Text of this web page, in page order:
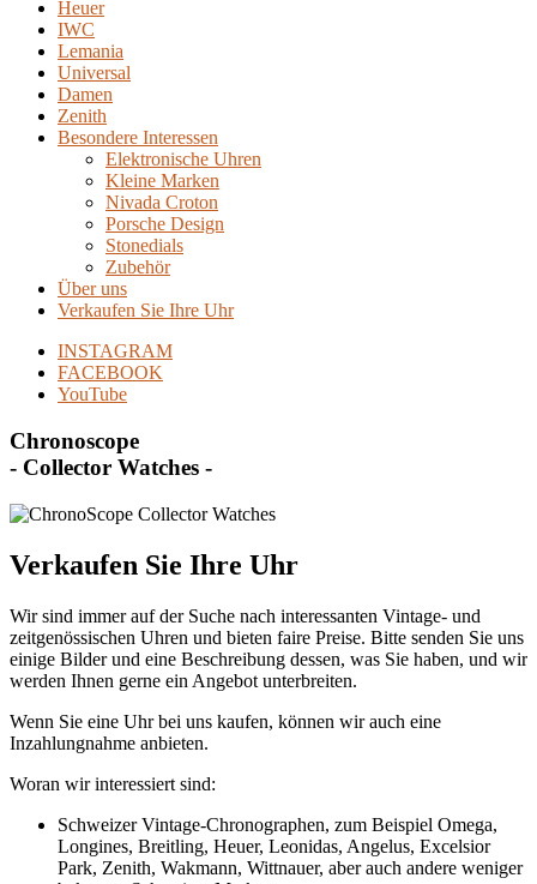
Heuer
IWC
Lemania
Universal
Damen
Zenith
Besondere Interessen
Elektronische Uhren
Kleine Marken
Nivada Croton
Porsche Design
Stonedials
Zubehör
Über uns
Verkaufen Sie Ihre Uhr
INSTAGRAM
FACEBOOK
YouTube
Chronoscope
- Collector Watches -
Verkaufen Sie Ihre Uhr
Wir sind immer auf der Suche nach interessanten Vintage- und
zeitgenössischen Uhren und bieten faire Preise. Bitte senden Sie uns
einige Bilder und eine Beschreibung dessen, was Sie haben, und wir
werden Ihnen gerne ein Angebot unterbreiten.
Wenn Sie eine Uhr bei uns kaufen, können wir auch eine
Inzahlungnahme anbieten.
Woran wir interessiert sind:
Schweizer Vintage-Chronographen, zum Beispiel Omega,
Longines, Breitling, Heuer, Leonidas, Angelus, Excelsior
Park, Zenith, Wakmann, Wittnauer, aber auch andere weniger